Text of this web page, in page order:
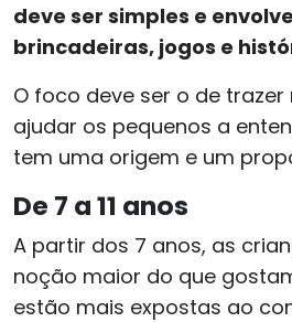
deve ser simples e
brincadeiras, jogos e
O foco deve ser o de
ajudar os pequenos a
tem uma origem e um
De 7 a 11 anos
A partir dos 7 anos, as
noção maior do que
estão mais expostas ao